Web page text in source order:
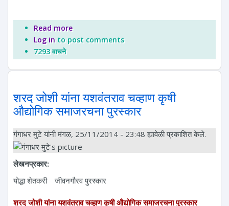
Read moreabout ११ वे संयुक्त अधिवेशन, औरंगाबाद
Log in to post comments
7293 वाचने
शरद जोशी यांना यशवंतराव चव्हाण कृषी
औद्योगिक समाजरचना पुरस्कार
गंगाधर मुटेयांनी मंगळ, 25/11/2014 - 23:48 ह्यावेळी प्रकाशित केले.
लेखनप्रकार:
योद्धा शेतकरी
जीवनगौरव पुरस्कार
शरद जोशी यांना यशवंतराव चव्हाण कृषी औद्योगिक समाजरचना पुरस्कार